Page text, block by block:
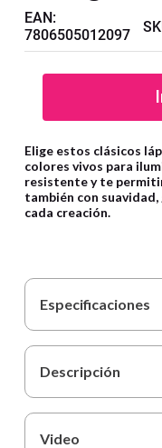
EAN:
7806505012097
Elige estos clásicos
colores vivos para
resistente y te
también con
cada creación.
Especificaciones
Descripción
Video
8.
10